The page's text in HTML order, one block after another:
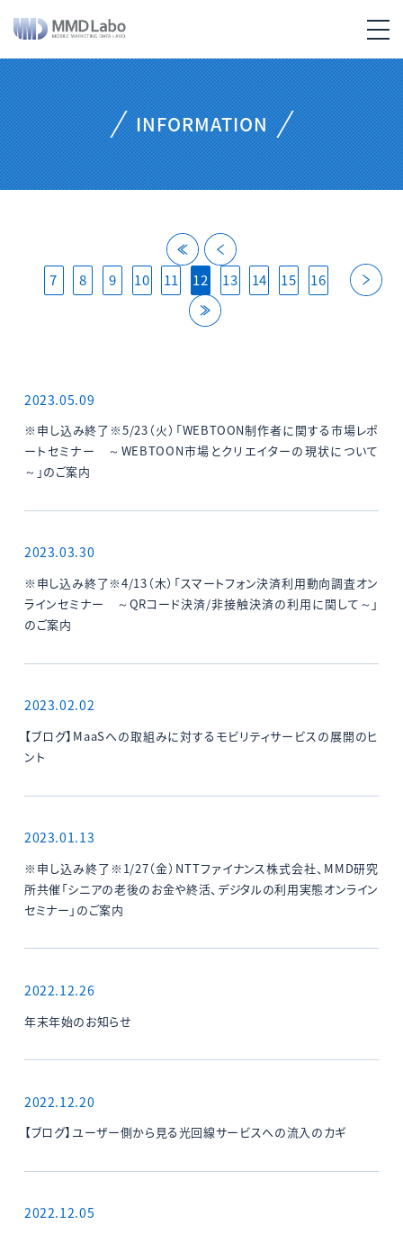
INFORMATION
back back
7
8 9 10 11 12 13 14 15 16
last
2023.05.09
※申し込み終了※5/23（火）「WEBTOON制作者に関する市場レポ
ートセミナー ～WEBTOON市場とクリエイターの現状について
～」のご案内
2023.03.30
※申し込み終了※4/13（木）「スマートフォン決済利用動向調査オン
ラインセミナー ～QRコード決済/非接触決済の利用に関して～」
のご案内
2023.02.02
【ブログ】MaaSへの取組みに対するモビリティサービスの展開のヒ
ント
2023.01.13
※申し込み終了※1/27（金）NTTファイナンス株式会社、MMD研究
所共催「シニアの老後のお金や終活、デジタルの利用実態オンライン
セミナー」のご案内
2022.12.26
年末年始のお知らせ
2022.12.20
【ブログ】ユーザー側から見る光回線サービスへの流入のカギ
2022.12.05